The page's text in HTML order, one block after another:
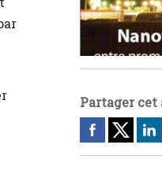
Partager